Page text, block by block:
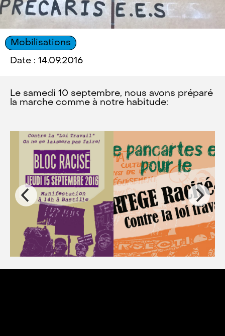
Mobilisations
Date : 14.09.2016
Le samedi 10 septembre, nous avons préparé
la marche comme à notre habitude: